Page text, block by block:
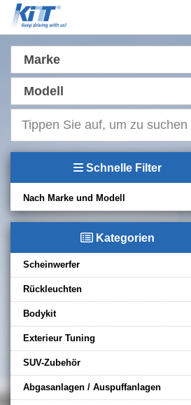
Marke
Modell
Schnelle Filter
Nach Marke und Modell
Kategorien
Scheinwerfer
Rückleuchten
Bodykit
Exterieur Tuning
SUV-Zubehör
Abgasanlagen / Auspuffanlagen